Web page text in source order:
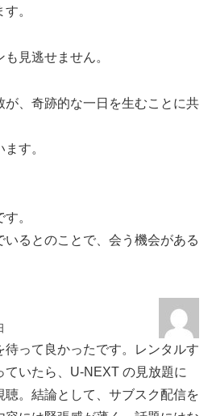
。
見逃せません。
が、奇跡的な一日を生むことに共
す。
。
るとのことで、会う機会がある
って良かったです。レンタルす
ていたら、U-NEXT の見放題に
。結論として、サブスク配信を